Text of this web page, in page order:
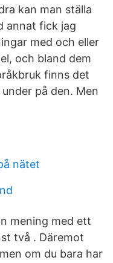
kan man ställa
annat fick jag
med och eller
och bland dem
finns det
på den. Men
nätet
mening med ett
två . Däremot
om du bara har